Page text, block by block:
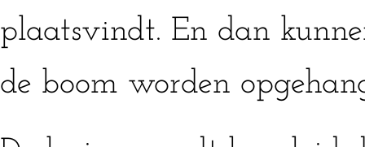
plaatsvindt. En dan
de boom worden